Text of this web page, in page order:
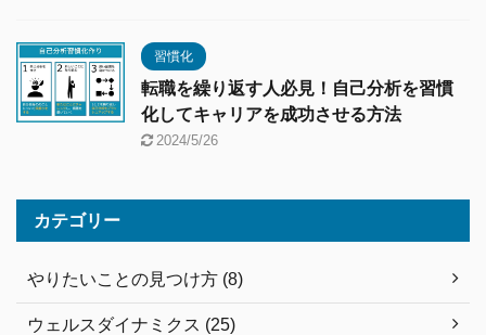
習慣化
転職を繰り返す人必見！自己分析を習慣
化してキャリアを成功させる方法
2024/5/26
カテゴリー
やりたいことの見つけ方 (8)
ウェルスダイナミクス (25)